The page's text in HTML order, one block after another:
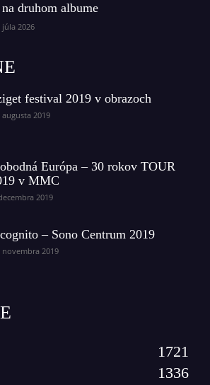
druhom albume
júla 2026
festival 2019 v obrazoch
augusta 2019
Európa – 30 rokov TOUR
v MMC
2019
– Sono Centrum 2019
novembra 2019
1721
1336